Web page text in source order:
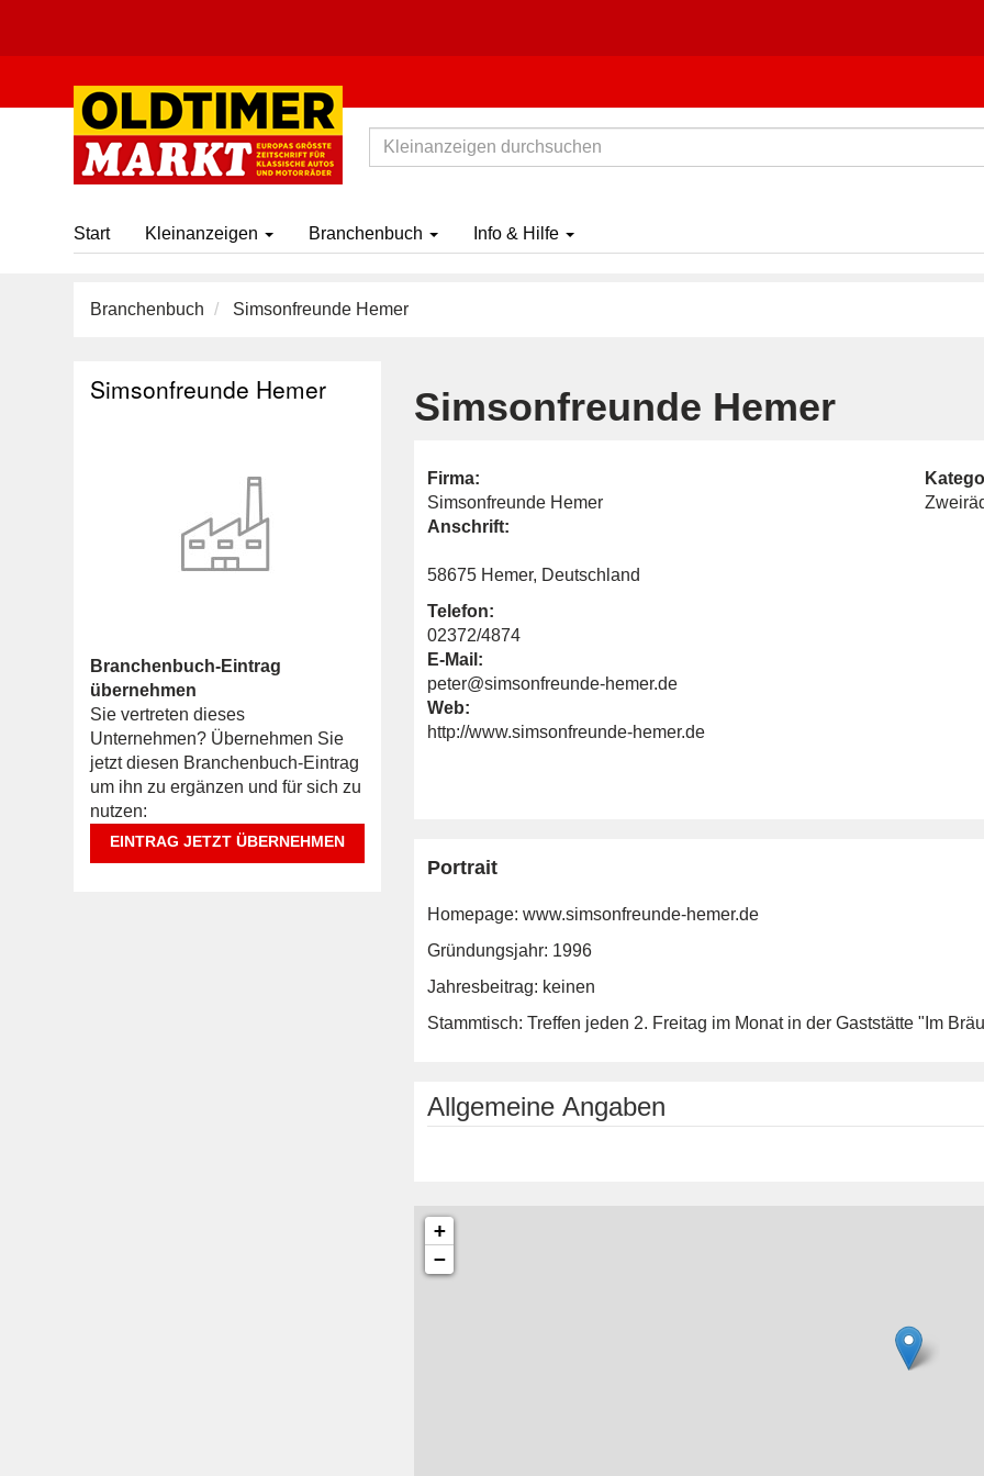
Start Kleinanzeigen Branchenbuch Info & Hilfe
Branchenbuch Simsonfreunde Hemer
Simsonfreunde Hemer
Firma:
Simsonfreunde Hemer
Anschrift:
58675 Hemer, Deutschland
Telefon:
02372/4874
E-Mail:
peter@simsonfreunde-hemer.de
Web:
http://www.simsonfreunde-hemer.de
Portrait
Homepage: www.simsonfreunde-hemer.de
Gründungsjahr: 1996
Jahresbeitrag: keinen
Stammtisch: Treffen jeden 2. Freitag im Monat in der Gaststätte "Im
Allgemeine Angaben
+
−
Simsonfreunde Hemer
Branchenbuch-Eintrag
übernehmen
Sie vertreten dieses
Unternehmen? Übernehmen Sie
jetzt diesen Branchenbuch-Eintrag
um ihn zu ergänzen und für sich zu
nutzen:
EINTRAG JETZT ÜBERNEHMEN